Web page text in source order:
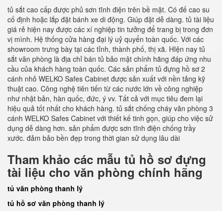
tủ sắt cao cấp được phủ sơn tĩnh điện trên bề mặt. Có đế cao su
cố định hoặc lắp đặt bánh xe di động. Giúp đặt dễ dàng. tủ tài liệu
giá rẻ hiện nay được các xí nghiệp tin tưởng để trang bị trong đơn
vị mình. Hệ thống cửa hàng đại lý uỷ quyển toàn quốc. Với các
showroom trưng bày tại các tỉnh, thành phố, thị xã. HIện nay tủ
sắt văn phòng là địa chỉ bán tủ bảo mật chính hãng đáp ứng nhu
cầu của khách hàng toàn quốc. Các sản phẩm tủ đựng hồ sơ 2
cánh nhỏ WELKO Safes Cabinet được sản xuất với nền tảng kỹ
thuật cao. Công nghệ tiên tiến từ các nước lớn về công nghiệp
như nhật bản, hàn quốc, đức, ý vv. Tất cả với mục tiêu đem lại
hiệu quả tốt nhất cho khách hàng. tủ sắt chống cháy văn phòng 3
cánh WELKO Safes Cabinet với thiết kế tinh gọn, giúp cho việc sử
dụng dễ dàng hơn. sản phẩm được sơn tĩnh điện chống trầy
xước. đảm bảo bền đẹp trong thời gian sử dụng lâu dài
Tham khảo các mẫu tủ hồ sơ đựng
tài liệu cho văn phòng chính hãng
tủ văn phòng thanh lý
tủ hồ sơ văn phòng thanh lý